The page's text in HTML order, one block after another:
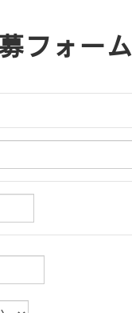
フォーム